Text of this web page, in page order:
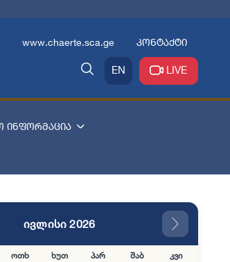
www.chaerte.sca.ge კონტაქტი
EN LIVE
ინფორმაცია
ივლისი 2026
ოთხ ხუთ პარ შაბ კვი